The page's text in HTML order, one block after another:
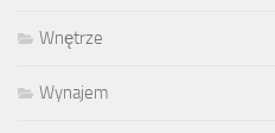
Wnętrze
Wynajem